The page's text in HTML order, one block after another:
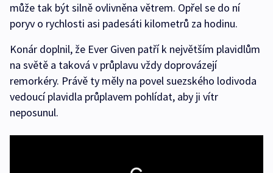
může tak být silně ovlivněna větrem. Opřel se do ní
poryv o rychlosti asi padesáti kilometrů za hodinu.
Konár doplnil, že Ever Given patří k největším plavidlům
na světě a taková v průplavu vždy doprovázejí
remorkéry. Právě ty měly na povel suezského lodivoda
vedoucí plavidla průplavem pohlídat, aby ji vítr
neposunul.